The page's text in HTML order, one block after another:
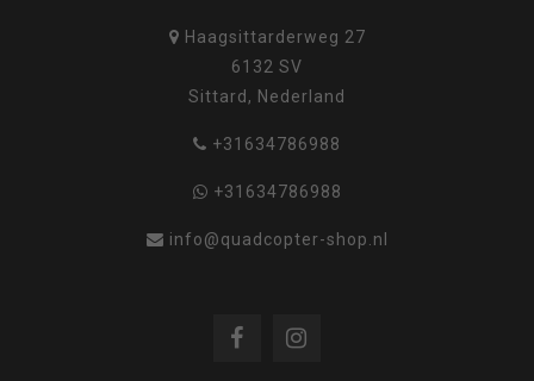
Haagsittarderweg 27
6132 SV
Sittard, Nederland
+31634786988
+31634786988
info@quadcopter-shop.nl